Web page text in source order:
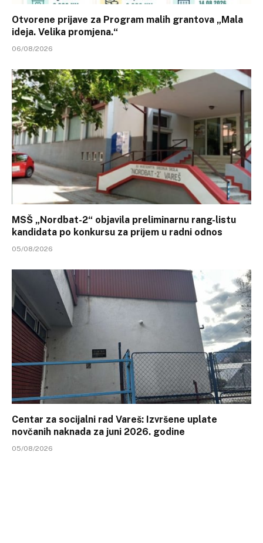
Otvorene prijave za Program malih grantova „Mala
ideja. Velika promjena.“
06/08/2026
MSŠ „Nordbat-2“ objavila preliminarnu rang-listu
kandidata po konkursu za prijem u radni odnos
05/08/2026
Centar za socijalni rad Vareš: Izvršene uplate
novčanih naknada za juni 2026. godine
05/08/2026